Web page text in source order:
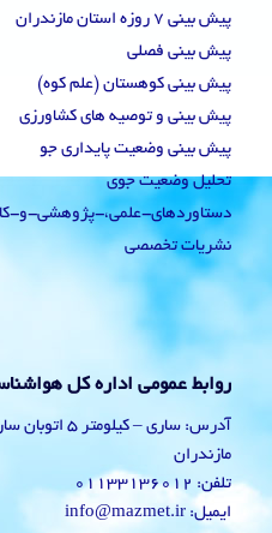
پیش بینی 7 روزه استان مازندران
پیش بینی فصلی
پیش بینی کوهستان (علم کوه)
پیش بینی و توصیه های کشاورزی
پیش بینی وضعیت پایداری جو
تحلیل وضعیت جوی
دستاوردهای-علمی،-پژوهشی-و-
نشریات تخصصی
روابط عمومی اداره کل
آدرس: ساری –
مازندران
تلفن: 01133136012
ایمیل: info@mazmet.ir